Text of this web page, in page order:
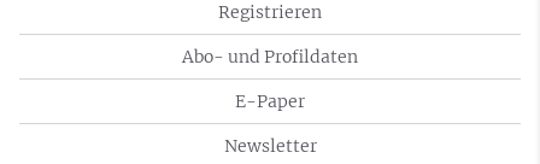
Registrieren
Abo- und Profildaten
E-Paper
Newsletter